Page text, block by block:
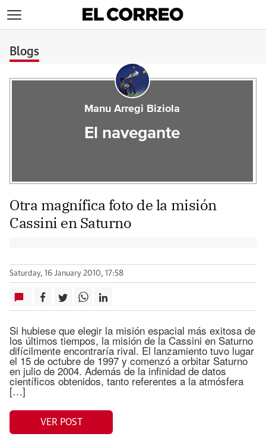
Blogs
Manu Arregi Biziola
El navegante
Otra magnífica foto de la misión
Cassini en Saturno
Saturday, 16 January 2010, 17:58
Si hubiese que elegir la misión espacial más exitosa de
los últimos tiempos, la misión de la Cassini en Saturno
difícilmente encontraría rival. El lanzamiento tuvo lugar
el 15 de octubre de 1997 y comenzó a orbitar Saturno
en julio de 2004. Además de la infinidad de datos
científicos obtenidos, tanto referentes a la atmósfera
[…]
VER POST